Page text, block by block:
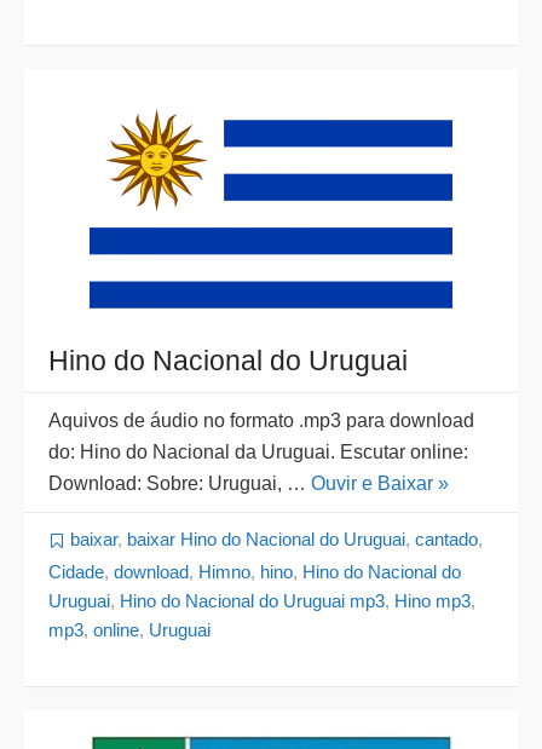
Hino do Nacional do Uruguai
Aquivos de áudio no formato .mp3 para download
do: Hino do Nacional da Uruguai. Escutar online:
Download: Sobre: Uruguai, … Ouvir e Baixar »
baixar, baixar Hino do Nacional do Uruguai, cantado,
Cidade, download, Himno, hino, Hino do Nacional do
Uruguai, Hino do Nacional do Uruguai mp3, Hino mp3,
mp3, online, Uruguai